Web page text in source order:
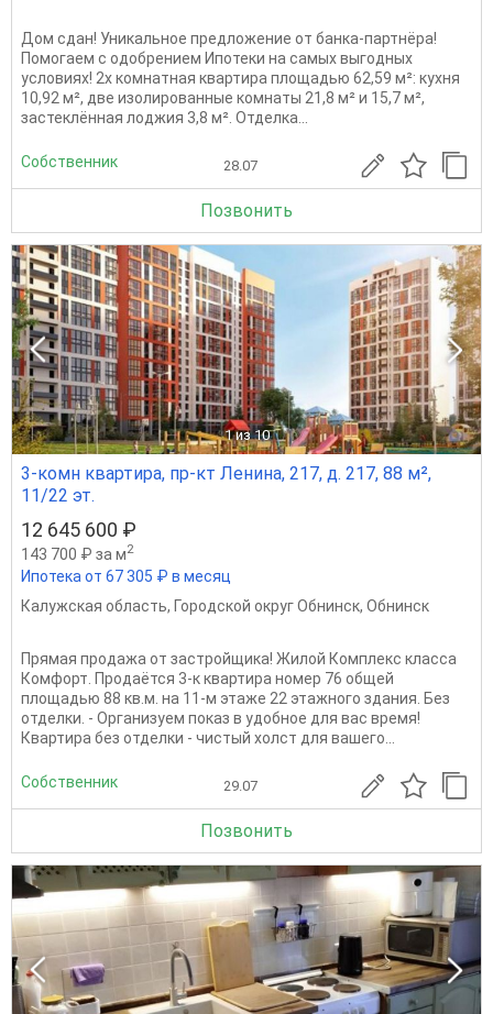
Дом сдан! Уникальное предложение от банка-партнёра!
Помогаем с одобрением Ипотеки на самых выгодных
условиях! 2х комнатная квартира площадью 62,59 м²: кухня
10,92 м², две изолированные комнаты 21,8 м² и 15,7 м²,
застеклённая лоджия 3,8 м². Отделка...
Собственник 28.07
Позвонить
1 из 10
3-комн квартира, пр-кт Ленина, 217, д. 217, 88 м²,
11/22 эт.
12 645 600 ₽
143 700 ₽ за м2
Ипотека от 67 305 ₽ в месяц
Калужская область, Городской округ Обнинск, Обнинск
Прямая продажа от застройщика! Жилой Комплекс класса
Комфорт. Продаётся 3-к квартира номер 76 общей
площадью 88 кв.м. на 11-м этаже 22 этажного здания. Без
отделки. - Организуем показ в удобное для вас время!
Квартира без отделки - чистый холст для вашего...
Собственник 29.07
Позвонить